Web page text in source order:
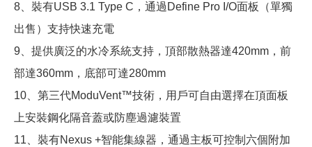
8、裝有USB 3.1 Type C，通過Define Pro I/O面板（單獨
出售）支持快速充電
9、提供廣泛的水冷系統支持，頂部散熱器達420mm，前
部達360mm，底部可達280mm
10、第三代ModuVent™技術，用戶可自由選擇在頂面板
上安裝鋼化隔音蓋或防塵過濾裝置
11、裝有Nexus +智能集線器，通過主板可控制六個附加